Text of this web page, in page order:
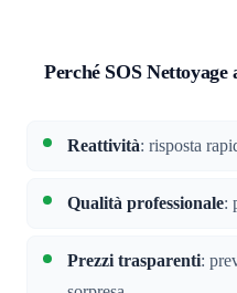
Perché SOS
Reattività: risposta
Qualità professionale:
Prezzi trasparenti: